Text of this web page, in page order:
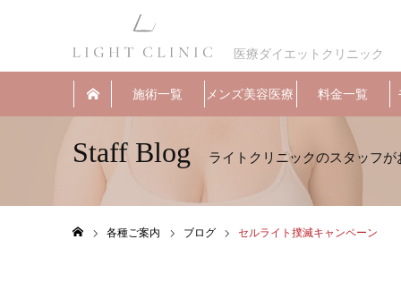
医療ダイエットクリニック
施術一覧 メンズ美容医療 料金一覧
Staff Blog
各種ご案内 ブログ セルライト撲滅キャンペーン